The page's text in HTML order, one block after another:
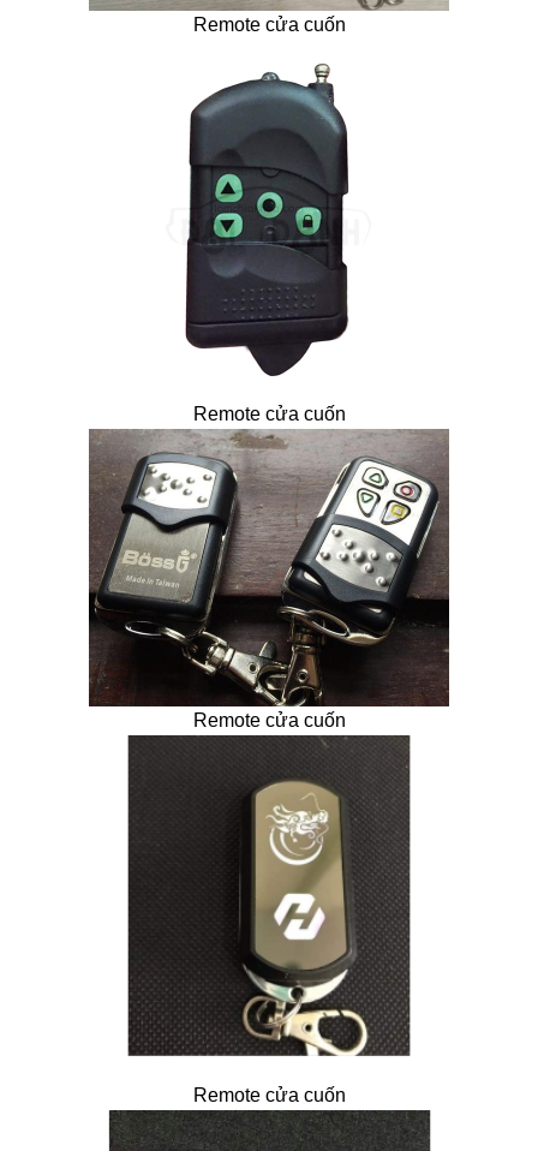
Remote cửa cuốn
Remote cửa cuốn
Remote cửa cuốn
Remote cửa cuốn